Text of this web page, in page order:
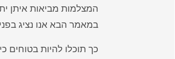
המצלמות מביאות איתן
במאמר הבא אנו נציג
כך תוכלו להיות בטוחים